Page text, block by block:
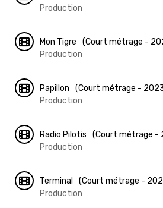
Production
Mon Tigre
(Court métrage -
Production
Papillon
(Court métrage -
Production
Radio Pilotis
(Court métrage -
Production
Terminal
(Court métrage -
Production